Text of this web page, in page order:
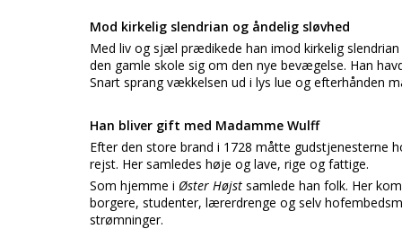
Mod kirkelig slendrian og åndelig sløvhed
Med liv og sjæl prædikede han imod kirkelig
den gamle skole sig om den nye bevægelse. Han
Snart sprang vækkelsen ud i lys lue og efterhånden
Han bliver gift med Madamme Wulff
Efter den store brand i 1728 måtte gudstjenesterne
rejst. Her samledes høje og lave, rige og fattige.
Som hjemme i Øster Højst samlede han folk. Her
borgere, studenter, lærerdrenge og selv
strømninger.